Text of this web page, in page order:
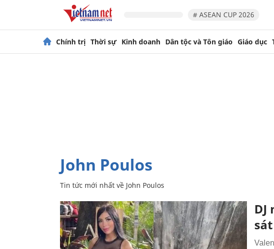
# ASEAN CUP 2026
Chính trị Thời sự Kinh doanh Dân tộc và Tôn giáo Giáo dục
John Poulos
Tin tức mới nhất về John Poulos